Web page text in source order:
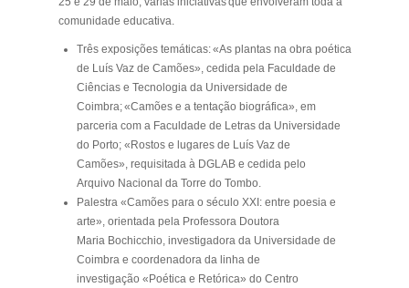
comunidade educativa.
Três exposições temáticas:«As plantas na obra poética
de Luís Vaz de Camões», cedida pela Faculdade de
Ciências e Tecnologia da Universidade de
Coimbra;«Camões e a tentação biográfica», em
parceria com a Faculdade de Letras da Universidade
do Porto; «Rostos e lugares de Luís Vaz de
Camões», requisitada à DGLAB e cedida pelo
Arquivo Nacional da Torre do Tombo.
Palestra «Camões para o século XXI: entre poesia e
arte», orientada pela Professora Doutora
Maria Bochicchio, investigadora da Universidade de
Coimbra e coordenadora da linha de
investigação «Poética e Retórica» do Centro